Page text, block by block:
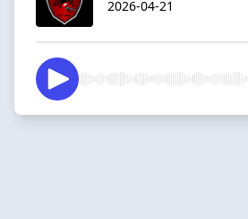
2026-04-21